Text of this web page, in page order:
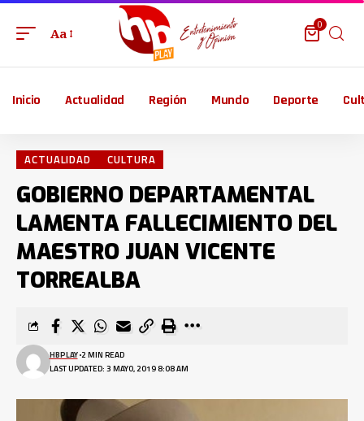
Aa
0
Inicio Actualidad Región Mundo Deporte
ACTUALIDAD CULTURA
GOBIERNO DEPARTAMENTAL
LAMENTA FALLECIMIENTO DEL
MAESTRO JUAN VICENTE
TORREALBA
LAST UPDATED: 3 MAYO, 2019 8:08 AM
HBPLAY 2 MIN READ